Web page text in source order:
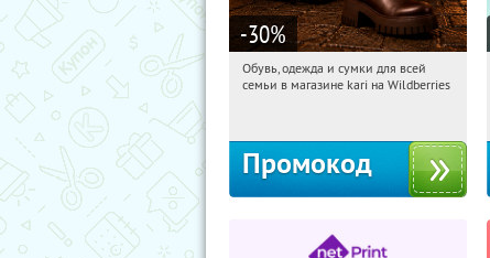
-30%
08:13:25 Получили:
Обувь, одежда и сумки для всей
семьи в магазине kari на Wildberries
Промокод